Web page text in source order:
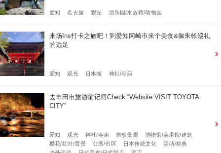
爱知 名古屋 观光 游乐园/水族馆/动物园
来场Ins打卡之旅吧！到爱知冈崎市来个美食&御朱帐巡礼
的远足
爱知 观光 日本城 神社/寺庙
去丰田市旅游前记得Check “Website VISIT TOYOTA
CITY”
爱知 观光 神社/寺庙 自然景观
博物馆/美术馆/建筑
樱花/红叶/雪景
公园/市区 日本传统文化
活动/祭典